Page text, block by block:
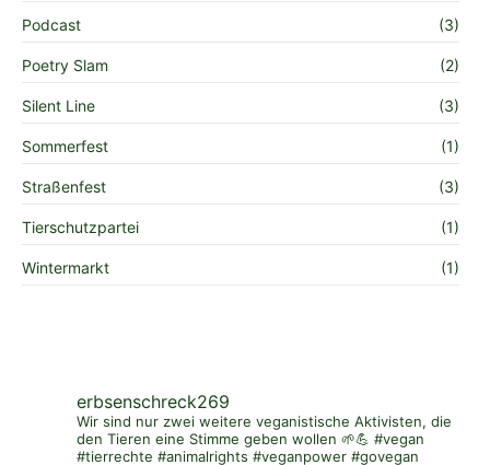
Podcast (3)
Poetry Slam (2)
Silent Line (3)
Sommerfest (1)
Straßenfest (3)
Tierschutzpartei (1)
Wintermarkt (1)
erbsenschreck269
Wir sind nur zwei weitere veganistische Aktivisten, die
den Tieren eine Stimme geben wollen 🌱💪 #vegan
#tierrechte #animalrights #veganpower #govegan